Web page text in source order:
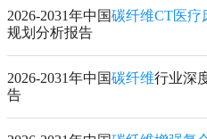
2026-2031年中国碳纤维CT医疗
规划分析报告
2026-2031年中国碳纤维行业深
告